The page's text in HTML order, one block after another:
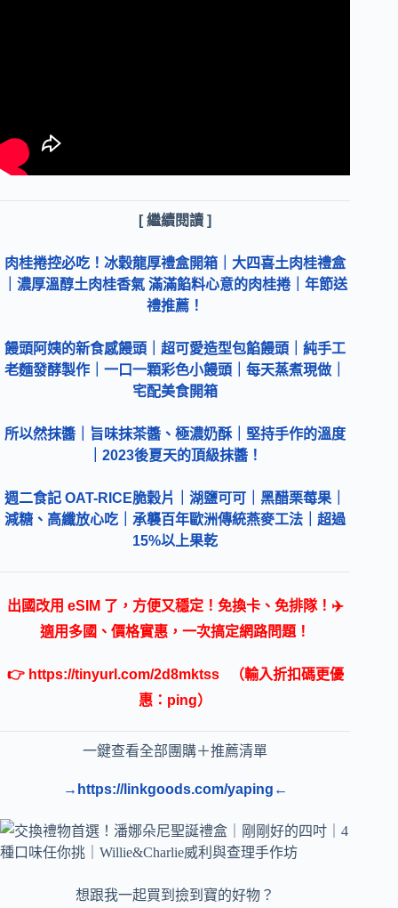
[ 繼續閱讀 ]
肉桂捲控必吃！冰穀龍厚禮盒開箱｜大四喜土肉桂禮盒
｜濃厚溫醇土肉桂香氣 滿滿餡料心意的肉桂捲｜年節送
禮推薦！
饅頭阿姨的新食感饅頭｜超可愛造型包餡饅頭｜純手工
老麵發酵製作｜一口一顆彩色小饅頭｜每天蒸煮現做｜
宅配美食開箱
所以然抹醬｜旨味抹茶醬、極濃奶酥｜堅持手作的溫度
｜2023後夏天的頂級抹醬！
週二食記 OAT-RICE脆穀片｜湖鹽可可｜黑醋栗莓果｜
減糖、高纖放心吃｜承襲百年歐洲傳統燕麥工法｜超過
15%以上果乾
出國改用 eSIM 了，方便又穩定！免換卡、免排隊！✈️
適用多國、價格實惠，一次搞定網路問題！
👉 https://tinyurl.com/2d8mktss
（輸入折扣碼更優
惠：ping）
一鍵查看全部團購＋推薦清單
→https://linkgoods.com/yaping←
想跟我一起買到撿到寶的好物？